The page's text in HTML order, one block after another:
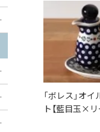
「ボレス」オ
ト【藍目玉×リ